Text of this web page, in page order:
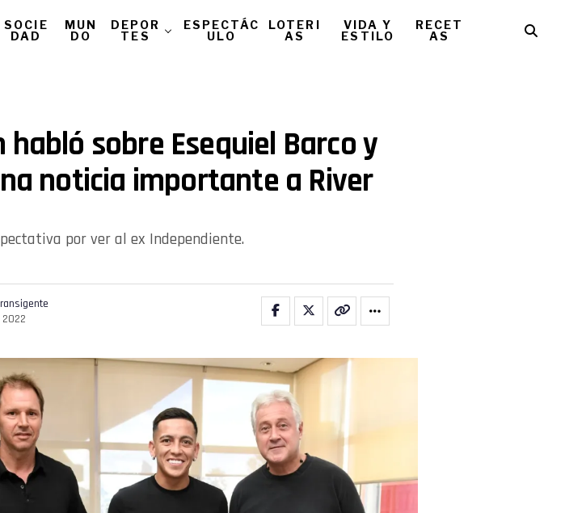
SOCIE
DAD
MUN
DO
DEPOR
TES
ESPECTÁC
ULO
LOTERI
AS
VIDA Y
ESTILO
RECET
AS
habló sobre Esequiel Barco y
noticia importante a River
por ver al ex Independiente.
2022